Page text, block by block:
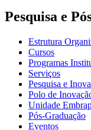
Pesquisa e
Estrutura
Cursos
Programas
Serviços
Pesquisa e
Polo de
Unidade
Pós-Graduação
Eventos